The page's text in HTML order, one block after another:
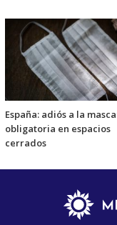
España: adiós a la
obligatoria en espacios
cerrados